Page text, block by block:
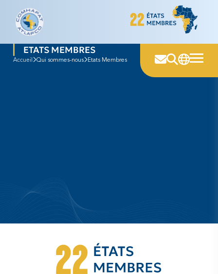
content
ETATS MEMBRES
accueil Qui sommes-nous Etats Membres